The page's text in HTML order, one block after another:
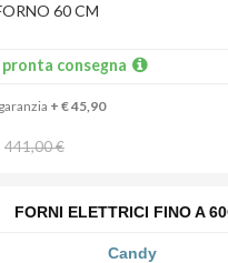
60 CM
pronta consegna
+ € 45,90
441,00 €
FORNI ELETTRICI FINO A
Candy